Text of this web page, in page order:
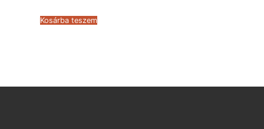
166.802 Ft.
Kosárba teszem